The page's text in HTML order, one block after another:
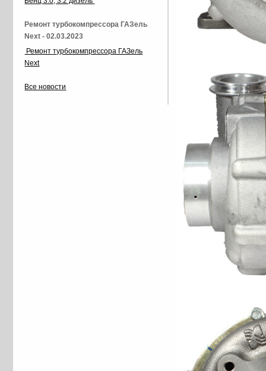
Ремонт турбокомпрессора ГАЗель
Next - 02.03.2023
Ремонт турбокомпрессора ГАЗель
Next
Все новости